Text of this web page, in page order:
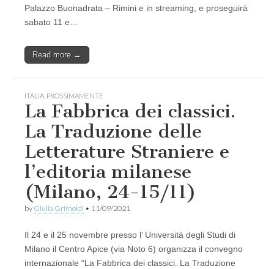
Palazzo Buonadrata – Rimini e in streaming, e proseguirà
sabato 11 e…
Read more →
ITALIA PROSSIMAMENTE
La Fabbrica dei classici.
La Traduzione delle
Letterature Straniere e
l’editoria milanese
(Milano, 24-15/11)
by Giulia Grimoldi • 11/09/2021
Il 24 e il 25 novembre presso l’ Università degli Studi di
Milano il Centro Apice (via Noto 6) organizza il convegno
internazionale “La Fabbrica dei classici. La Traduzione